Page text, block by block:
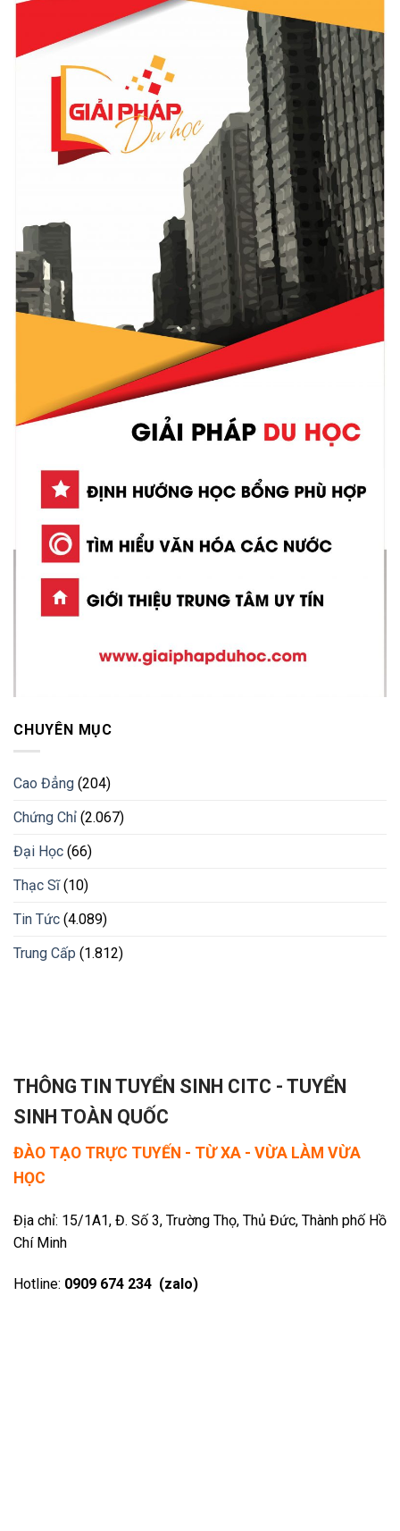
CHUYÊN MỤC
Cao Đẳng (204)
Chứng Chỉ (2.067)
Đại Học (66)
Thạc Sĩ(10)
Tin Tức (4.089)
Trung Cấp (1.812)
THÔNG TIN TUYỂN SINH CITC - TUYỂN
SINH TOÀN QUỐC
ĐÀO TẠO TRỰC TUYẾN - TỪ XA - VỪA LÀM VỪA
HỌC
Địa chỉ: 15/1A1, Đ. Số 3, Trường Thọ, Thủ Đức, Thành phố Hồ
Chí Minh
Hotline: 0909 674 234 (zalo)